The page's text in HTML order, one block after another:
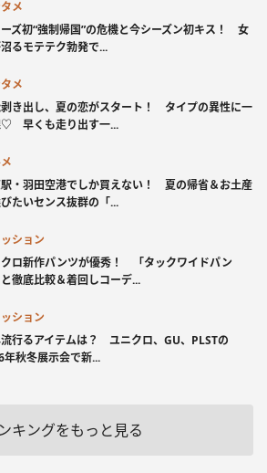
メ
ズ初“強制帰国”の危機と今シーズン初キス！ 女
るモテテク勃発で...
メ
き出し、夏の恋がスタート！ タイプの異性に一
♡ 早くも走り出す一...
・羽田空港でしか買えない！ 夏の帰省＆お土産
たいセンス抜群の「...
ション
ロ新作パンツが優秀！ 「タックワイドパン
徹底比較＆着回しコーデ...
ション
行るアイテムは？ ユニクロ、GU、PLSTの
年秋冬展示会で新...
キングをもっと見る